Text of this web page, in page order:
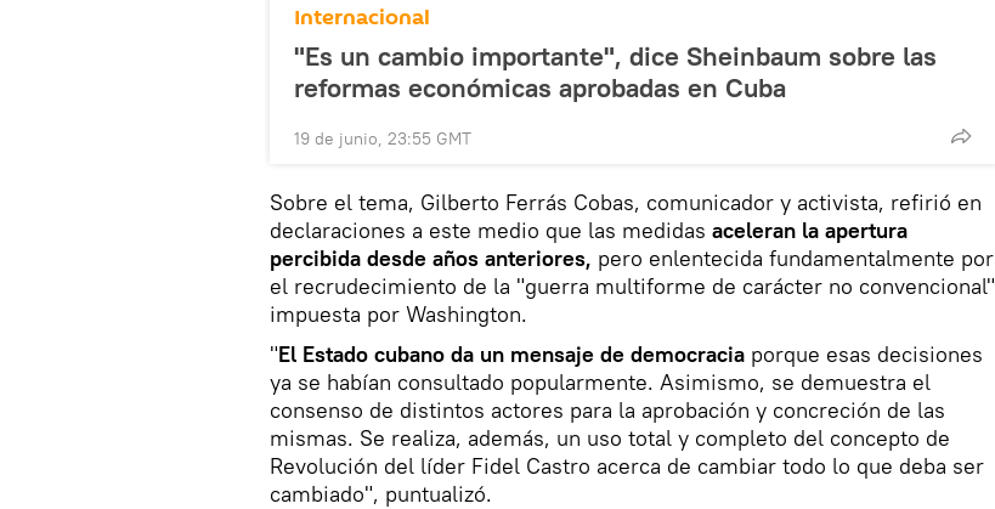
Internacional
"Es un cambio importante", dice Sheinbaum sobre las
reformas económicas aprobadas en Cuba
19 de junio, 23:55 GMT
Sobre el tema, Gilberto Ferrás Cobas, comunicador y activista, refirió en
declaraciones a este medio que las medidas aceleran la apertura
percibida desde años anteriores, pero enlentecida fundamentalmente por
el recrudecimiento de la "guerra multiforme de carácter no convencional"
impuesta por Washington.
"El Estado cubano da un mensaje de democracia porque esas decisiones
ya se habían consultado popularmente. Asimismo, se demuestra el
consenso de distintos actores para la aprobación y concreción de las
mismas. Se realiza, además, un uso total y completo del concepto de
Revolución del líder Fidel Castro acerca de cambiar todo lo que deba ser
cambiado", puntualizó.